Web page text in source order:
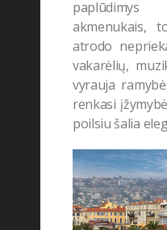
akmenukais,
atrodo
vakarėlių,
vyrauja
renkasi
poilsiu šalia
Patarimai(275)
pramogos(20)
šeimos atostogos(4)
Slidinėjimas(1)
Stiliaus patarimai
Sveikata(10)
Šventės ir festivaliai(26)
Taisyklės(33)